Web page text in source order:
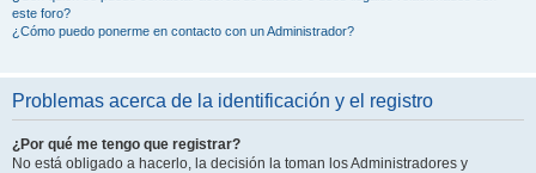
este foro?
¿Cómo puedo ponerme en contacto con un Administrador?
Problemas acerca de la identificación y el registro
¿Por qué me tengo que registrar?
No está obligado a hacerlo, la decisión la toman los Administradores y